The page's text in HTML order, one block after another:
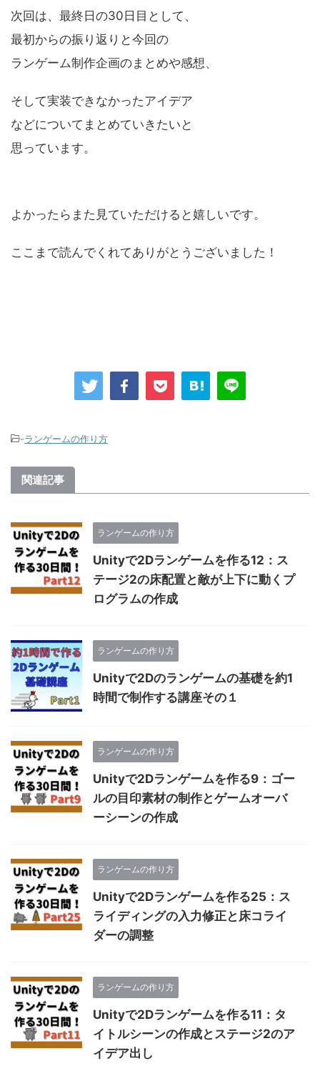
次回は、最終日の30日目として、
最初からの振り返りと今回の
ランゲーム制作企画のまとめや感想、
そして実装できなかったアイデア
などについてまとめていきたいと
思っています。
よかったらまた見ていただけると嬉しいです。
ここまで読んでくれてありがとうございました！
-ランゲームの作り方
関連記事
ランゲームの作り方
Unityで2Dランゲームを作る12：ス
テージ2の床配置と敵が上下に動くプ
ログラムの作成
ランゲームの作り方
Unityで2Dのランゲームの基礎を約1
時間で制作する講座その１
ランゲームの作り方
Unityで2Dランゲームを作る9：ゴー
ルの目印素材の制作とゲームオーバ
ーシーンの作成
ランゲームの作り方
Unityで2Dランゲームを作る25：ス
ライディングの入力修正と床コライ
ダーの調整
ランゲームの作り方
Unityで2Dランゲームを作る11：タ
イトルシーンの作成とステージ2のア
イデア出し